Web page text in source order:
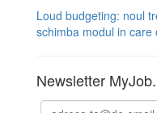
Loud budgeting: noul
schimba modul in
Newsletter